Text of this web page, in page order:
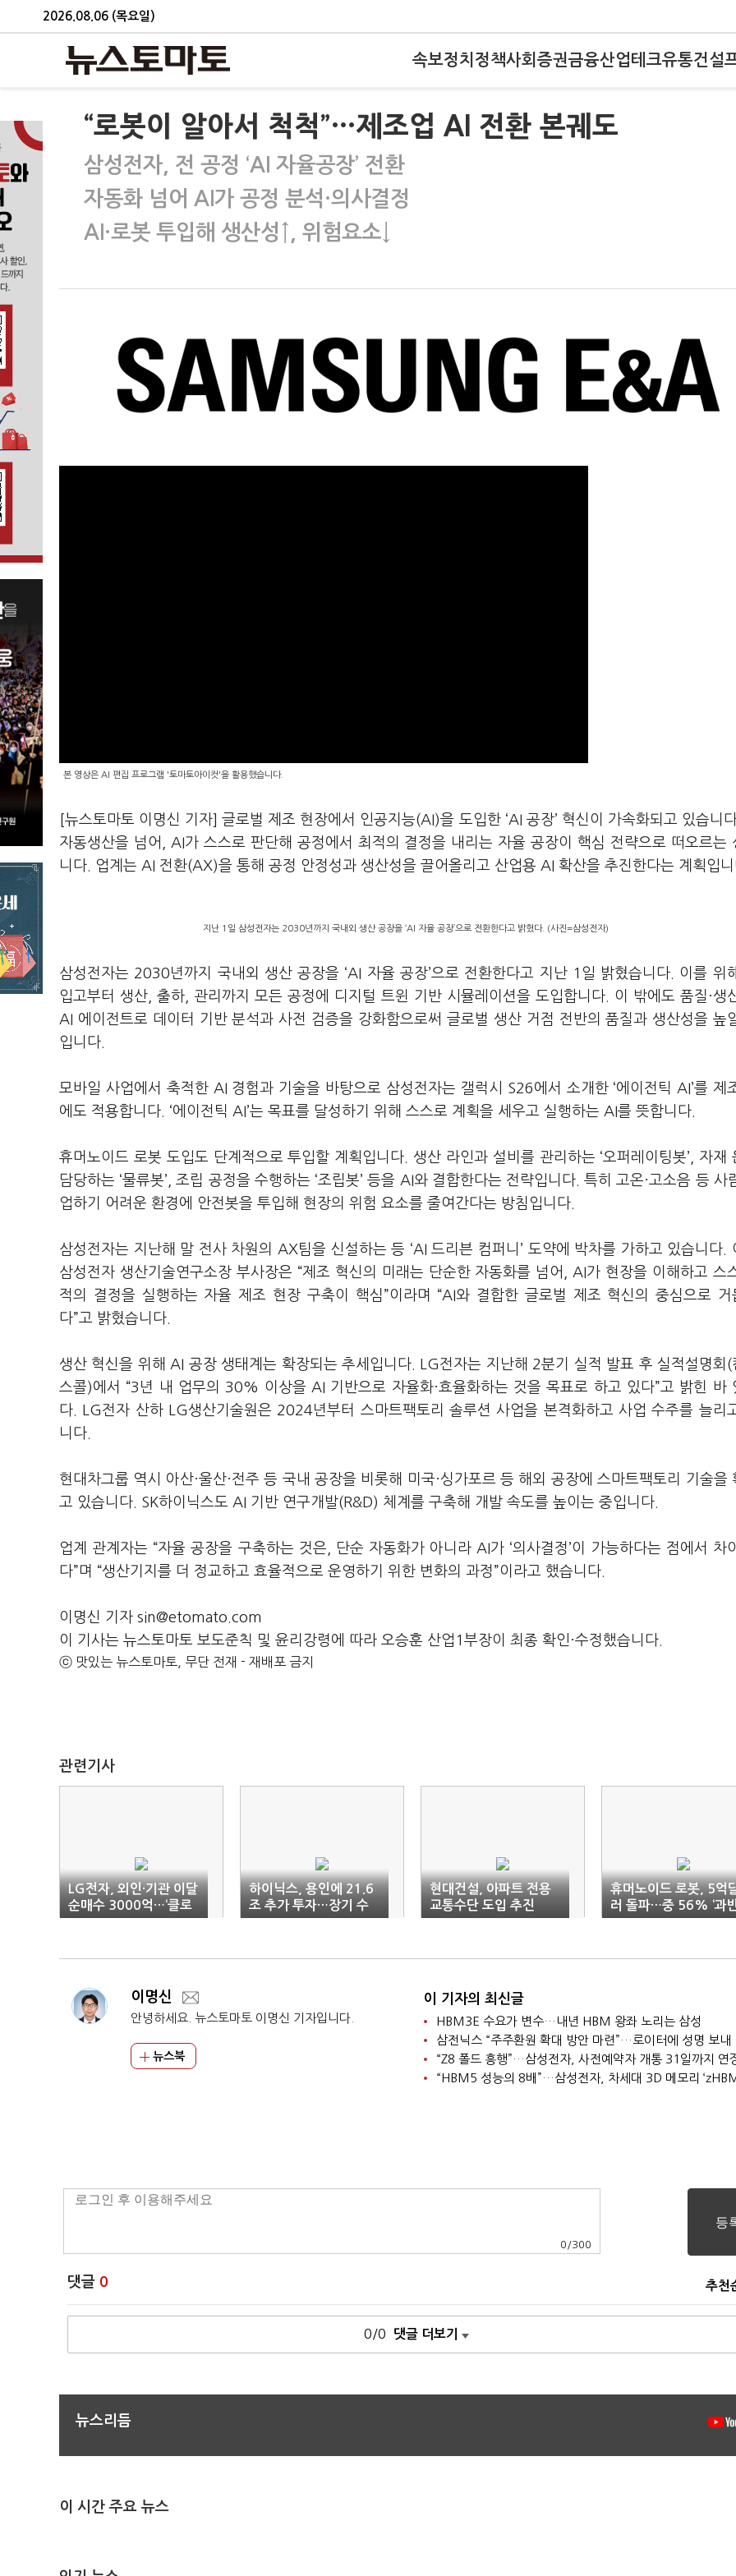
2026.08.06 (목요일)
속보정치 정책사회 증권금융산업테크유통건설
“로봇이 알아서 척척”…제조업 AI 전환 본궤도
삼성전자, 전 공정 ‘AI 자율공장’ 전환
자동화 넘어 AI가 공정 분석·의사결정
AI·로봇 투입해 생산성↑, 위험요소↓
본 영상은 AI 편집 프로그램 '토마토아이컷'을 활용했습니다.
[뉴스토마토 이명신 기자] 글로벌 제조 현장에서 인공지능(AI)을 도입한 ‘AI 공장’ 혁신이 가속화되고 있습니
자동생산을 넘어, AI가 스스로 판단해 공정에서 최적의 결정을 내리는 자율 공장이 핵심 전략으로 떠오르는
니다. 업계는 AI 전환(AX)을 통해 공정 안정성과 생산성을 끌어올리고 산업용 AI 확산을 추진한다는 계획입
지난 1일 삼성전자는 2030년까지 국내외 생산 공장을 ‘AI 자율 공장’으로 전환한다고 밝혔다. (사진=삼성전자)
삼성전자는 2030년까지 국내외 생산 공장을 ‘AI 자율 공장’으로 전환한다고 지난 1일 밝혔습니다. 이를 위
입고부터 생산, 출하, 관리까지 모든 공정에 디지털 트윈 기반 시뮬레이션을 도입합니다. 이 밖에도 품질·생
AI 에이전트로 데이터 기반 분석과 사전 검증을 강화함으로써 글로벌 생산 거점 전반의 품질과 생산성을 높
입니다.
모바일 사업에서 축적한 AI 경험과 기술을 바탕으로 삼성전자는 갤럭시 S26에서 소개한 ‘에이전틱 AI’를 제
에도 적용합니다. ‘에이전틱 AI’는 목표를 달성하기 위해 스스로 계획을 세우고 실행하는 AI를 뜻합니다.
휴머노이드 로봇 도입도 단계적으로 투입할 계획입니다. 생산 라인과 설비를 관리하는 ‘오퍼레이팅봇’, 자재
담당하는 ‘물류봇’, 조립 공정을 수행하는 ‘조립봇’ 등을 AI와 결합한다는 전략입니다. 특히 고온·고소음 등 사
업하기 어려운 환경에 안전봇을 투입해 현장의 위험 요소를 줄여간다는 방침입니다.
삼성전자는 지난해 말 전사 차원의 AX팀을 신설하는 등 ‘AI 드리븐 컴퍼니’ 도약에 박차를 가하고 있습니다.
삼성전자 생산기술연구소장 부사장은 “제조 혁신의 미래는 단순한 자동화를 넘어, AI가 현장을 이해하고 스
적의 결정을 실행하는 자율 제조 현장 구축이 핵심”이라며 “AI와 결합한 글로벌 제조 혁신의 중심으로 거
다”고 밝혔습니다.
생산 혁신을 위해 AI 공장 생태계는 확장되는 추세입니다. LG전자는 지난해 2분기 실적 발표 후 실적설명회(
스콜)에서 “3년 내 업무의 30% 이상을 AI 기반으로 자율화·효율화하는 것을 목표로 하고 있다”고 밝힌 바
다. LG전자 산하 LG생산기술원은 2024년부터 스마트팩토리 솔루션 사업을 본격화하고 사업 수주를 늘리
니다.
현대차그룹 역시 아산·울산·전주 등 국내 공장을 비롯해 미국·싱가포르 등 해외 공장에 스마트팩토리 기술을
고 있습니다. SK하이닉스도 AI 기반 연구개발(R&D) 체계를 구축해 개발 속도를 높이는 중입니다.
업계 관계자는 “자율 공장을 구축하는 것은, 단순 자동화가 아니라 AI가 ‘의사결정’이 가능하다는 점에서 차
다”며 “생산기지를 더 정교하고 효율적으로 운영하기 위한 변화의 과정”이라고 했습니다.
이명신 기자 sin@etomato.com
이 기사는 뉴스토마토 보도준칙 및 윤리강령에 따라 오승훈 산업1부장이 최종 확인·수정했습니다.
ⓒ 맛있는 뉴스토마토, 무단 전재 - 재배포 금지
관련기사
LG전자, 외인·기관 이달
순매수 3000억…‘클로
이드’ 기대감 반영
하이닉스, 용인에 21.6
조 추가 투자…장기 수
요 클린룸 확보 ‘속도’
현대건설, 아파트 전용
교통수단 도입 추진
휴머노이드 로봇, 5억
러 돌파…중 56% ‘과
이명신
안녕하세요. 뉴스토마토 이명신 기자입니다.
뉴스북
이 기자의 최신글
HBM3E 수요가 변수…내년 HBM 왕좌 노리는 삼성
삼전닉스 “주주환원 확대 방안 마련”…로이터에 성명 보내
“Z8 폴드 흥행”…삼성전자, 사전예약자 개통 31일까지 연
“HBM5 성능의 8배”…삼성전자, 차세대 3D 메모리
0 /300
댓글 0 추천
0/0 댓글 더보기
뉴스리듬
이 시간 주요 뉴스